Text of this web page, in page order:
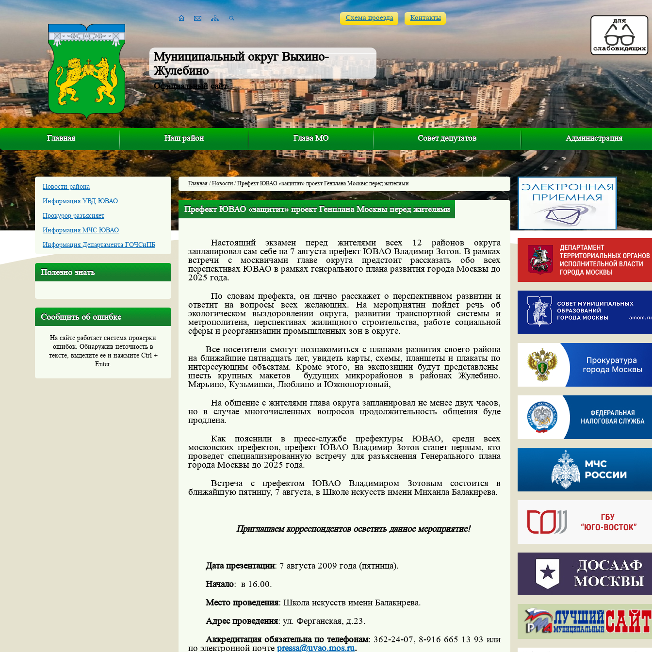
Муниципальный округ Выхино-
Жулебино
Официальный сайт
Схема проезда Контакты
Главная Наш район Глава МО Совет депутатов Администрация
Новости района
Информация УВД ЮВАО
Прокурор разъясняет
Информация МЧС ЮВАО
Информация Департамента ГОЧСиПБ
Полезно знать
Сообщить об ошибке
На сайте работает система проверки
ошибок. Обнаружив неточность в
тексте, выделите ее и нажмите Ctrl +
Enter.
Главная /Новости/ Префект ЮВАО «защитит» проект Генплана Москвы перед жителями
Префект ЮВАО «защитит» проект Генплана Москвы перед жителями
Настоящий экзамен перед жителями всех 12 районов округа
запланировал сам себе на 7 августа префект ЮВАО Владимир Зотов. В рамках
встречи с москвичами главе округа предстоит рассказать обо всех
перспективах ЮВАО в рамках генерального плана развития города Москвы до
2025 года.
По словам префекта, он лично расскажет о перспективном развитии и
ответит на вопросы всех желающих. На мероприятии пойдет речь об
экологическом выздоровлении округа, развитии транспортной системы и
метрополитена, перспективах жилищного строительства, работе социальной
сферы и реорганизации промышленных зон в округе.
Все посетители смогут познакомиться с планами развития своего района
на ближайшие пятнадцать лет, увидеть карты, схемы, планшеты и плакаты по
интересующим объектам. Кроме этого, на экспозиции будут представлены
шесть крупных макетов
будущих микрорайонов в районах Жулебино.
Марьино, Кузьминки, Люблино и Южнопортовый,
На общение с жителями глава округа запланировал не менее двух часов,
но в случае многочисленных вопросов продолжительность общения буде
продлена.
Как пояснили в пресс-службе префектуры ЮВАО, среди всех
московских префектов, префект ЮВАО Владимир Зотов станет первым, кто
проведет специализированную встречу для разъяснения Генерального плана
города Москвы до 2025 года.
Встреча с префектом ЮВАО Владимиром Зотовым состоится в
ближайшую пятницу, 7 августа, в Школе искусств имени Михаила Балакирева.
Приглашаем корреспондентов осветить данное мероприятие!
Дата презентации: 7 августа 2009 года (пятница).
Начало: в 16.00.
Место проведения: Школа искусств имени Балакирева.
Адрес проведения: ул. Ферганская, д.23.
Аккредитация обязательна по телефонам: 362-24-07, 8-916 665 13 93 или
по электронной почте pressa@uvao.mos.ru.